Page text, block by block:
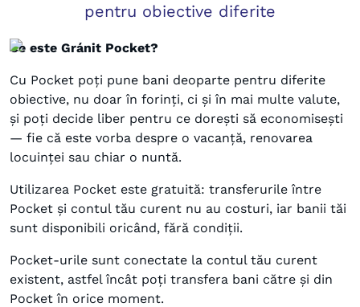
Fiataloknak
Kapcsolat
pentru obiective diferite
Ce este Gránit Pocket?
Cu Pocket poți pune bani deoparte pentru diferite
obiective, nu doar în forinți, ci și în mai multe valute,
și poți decide liber pentru ce dorești să economisești
— fie că este vorba despre o vacanță, renovarea
locuinței sau chiar o nuntă.
Utilizarea Pocket este gratuită: transferurile între
Pocket și contul tău curent nu au costuri, iar banii tăi
sunt disponibili oricând, fără condiții.
Pocket-urile sunt conectate la contul tău curent
existent, astfel încât poți transfera bani către și din
Pocket în orice moment.